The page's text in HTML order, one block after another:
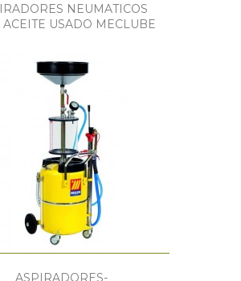
NEUMATICOS
ACEITE USADO MECLUBE
ASPIRADORES-